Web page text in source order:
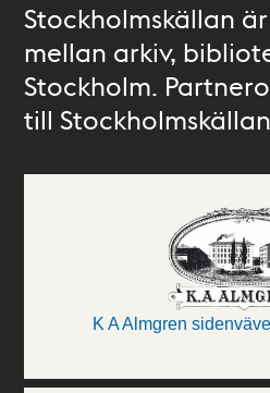
Stockholmskällan
mellan arkiv,
Stockholm.
till
K A Almgren